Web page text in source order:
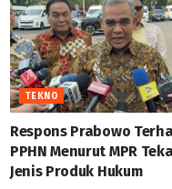
TEKNO
Respons Prabowo
PPHN Menurut MPR
Jenis Produk Hukum